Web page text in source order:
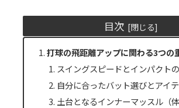
目次
打球の飛距離アップに関わる3つの
スイングスピードとインパクト
自分に合ったバット選びとアイ
土台となるインナーマッスル（体